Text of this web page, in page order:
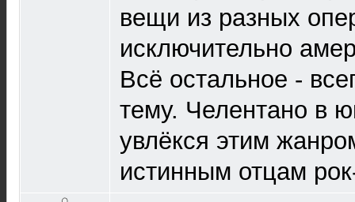
вещи из разных
исключительно
Всё остальное -
тему. Челентано в
увлёкся этим
истинным отцам